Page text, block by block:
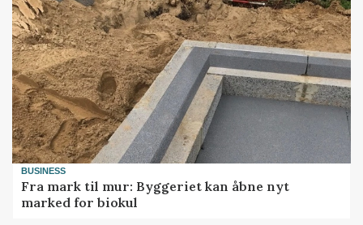
BUSINESS
Fra mark til mur: Byggeriet kan åbne nyt
marked for biokul